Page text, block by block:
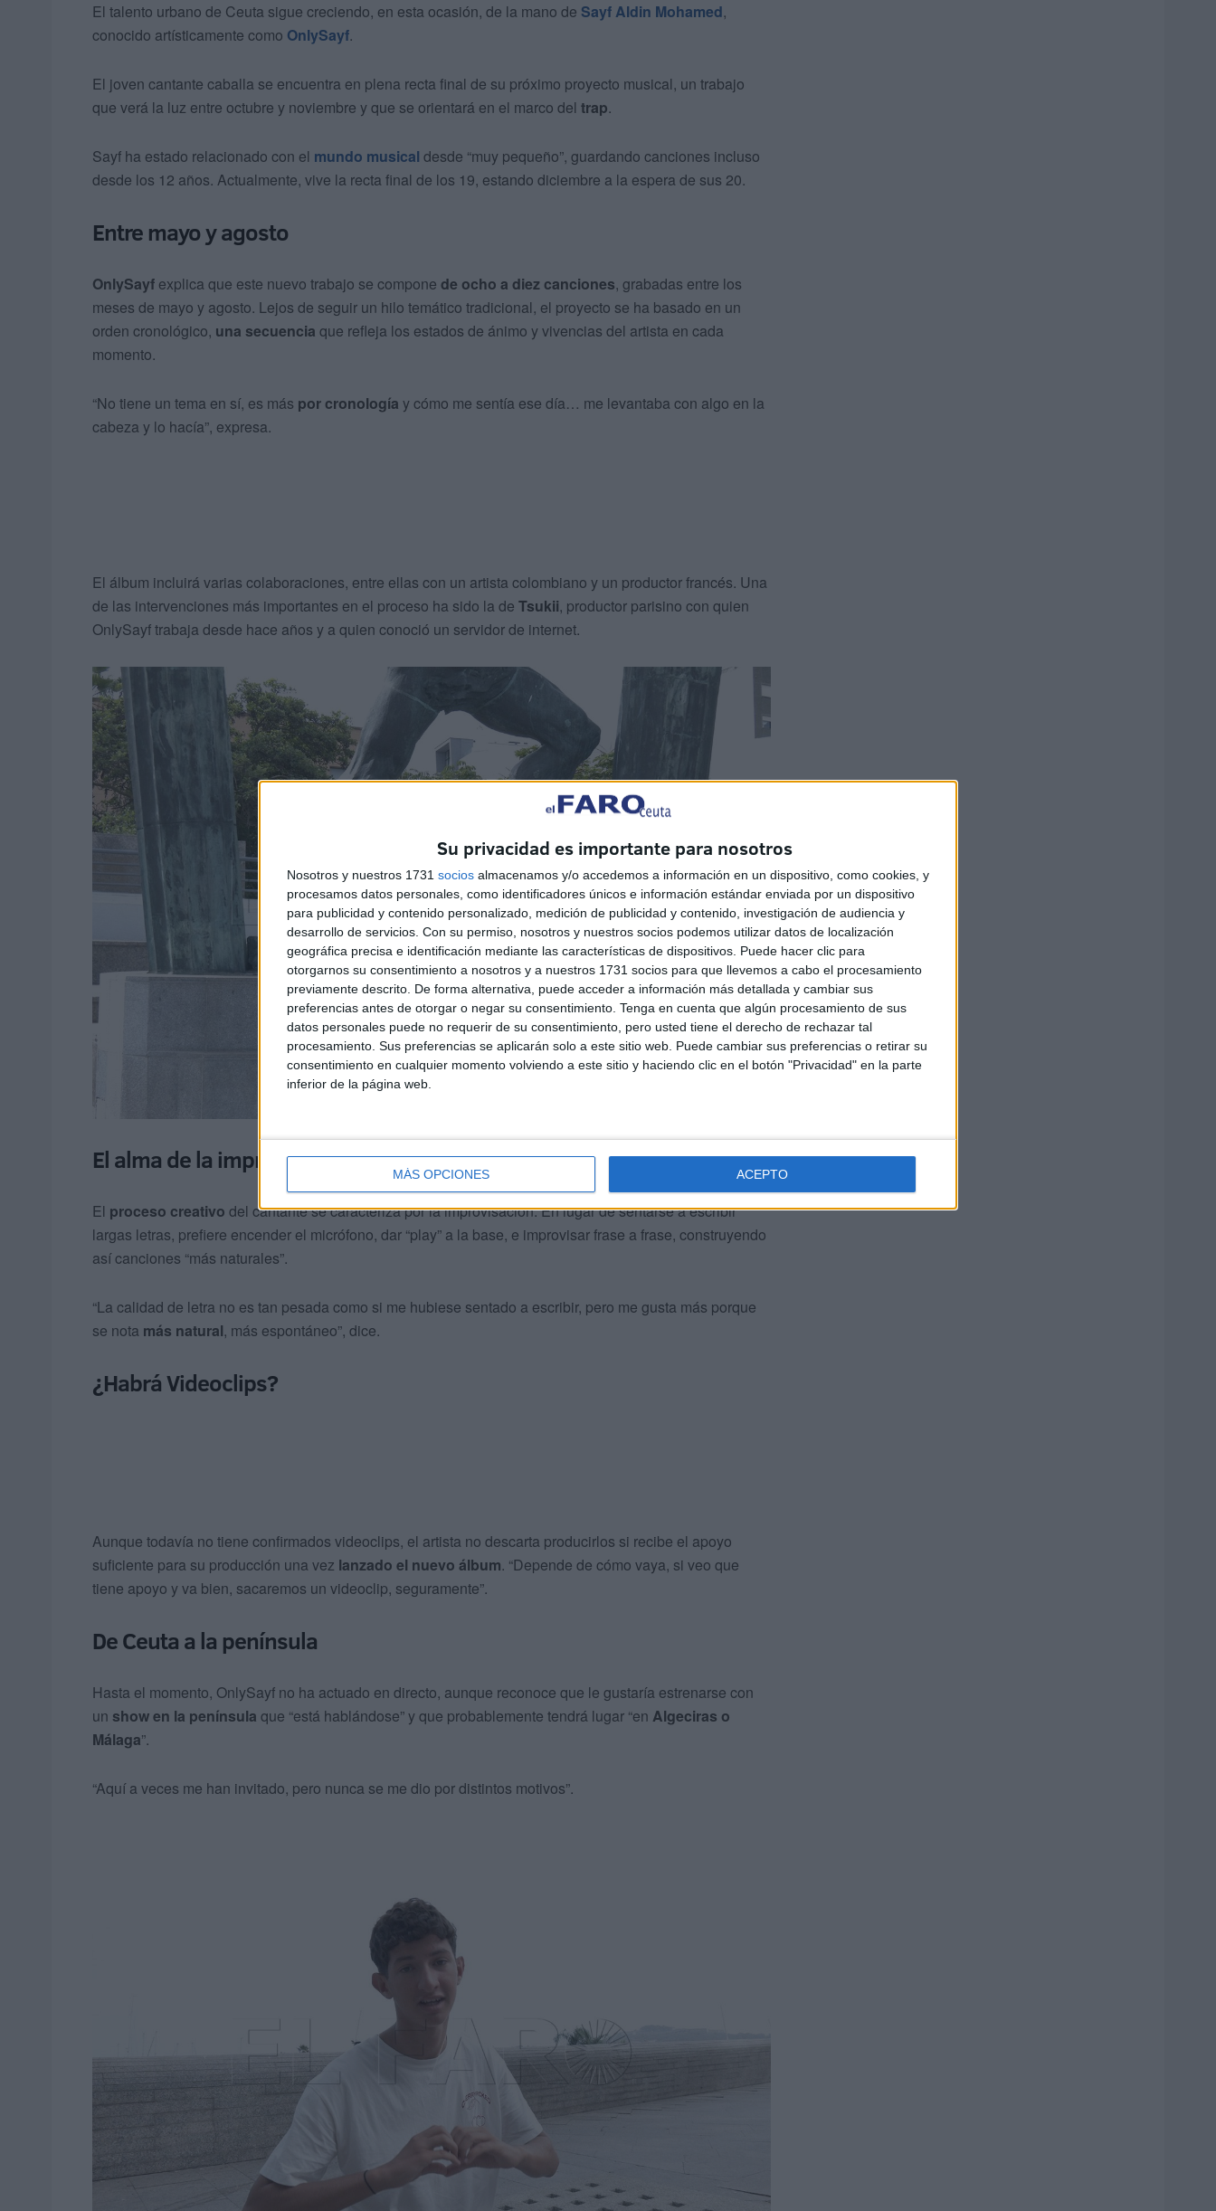
Su privacidad es importante para nosotros
Nosotros y nuestros 1731 socios almacenamos y/o accedemos a información en un dispositivo, como cookies, y
procesamos datos personales, como identificadores únicos e información estándar enviada por un dispositivo
para publicidad y contenido personalizado, medición de publicidad y contenido, investigación de audiencia y
desarrollo de servicios. Con su permiso, nosotros y nuestros socios podemos utilizar datos de localización
geográfica precisa e identificación mediante las características de dispositivos. Puede hacer clic para
otorgarnos su consentimiento a nosotros y a nuestros 1731 socios para que llevemos a cabo el procesamiento
previamente descrito. De forma alternativa, puede acceder a información más detallada y cambiar sus
preferencias antes de otorgar o negar su consentimiento. Tenga en cuenta que algún procesamiento de sus
datos personales puede no requerir de su consentimiento, pero usted tiene el derecho de rechazar tal
procesamiento. Sus preferencias se aplicarán solo a este sitio web. Puede cambiar sus preferencias o retirar su
consentimiento en cualquier momento volviendo a este sitio y haciendo clic en el botón "Privacidad" en la parte
inferior de la página web.
MÁS OPCIONES ACEPTO
El talento urbano de Ceuta sigue creciendo, en esta ocasión, de la mano de Sayf Aldin Mohamed,
conocido artísticamente como OnlySayf.
El joven cantante caballa se encuentra en plena recta final de su próximo proyecto musical, un trabajo
que verá la luz entre octubre y noviembre y que se orientará en el marco del trap.
Sayf ha estado relacionado con el mundo musical desde “muy pequeño”, guardando canciones incluso
desde los 12 años. Actualmente, vive la recta final de los 19, estando diciembre a la espera de sus 20.
Entre mayo y agosto
OnlySayf explica que este nuevo trabajo se compone de ocho a diez canciones, grabadas entre los
meses de mayo y agosto. Lejos de seguir un hilo temático tradicional, el proyecto se ha basado en un
orden cronológico, una secuencia que refleja los estados de ánimo y vivencias del artista en cada
momento.
“No tiene un tema en sí, es más por cronología y cómo me sentía ese día… me levantaba con algo en la
cabeza y lo hacía”, expresa.
El álbum incluirá varias colaboraciones, entre ellas con un artista colombiano y un productor francés. Una
de las intervenciones más importantes en el proceso ha sido la de Tsukii, productor parisino con quien
OnlySayf trabaja desde hace años y a quien conoció un servidor de internet.
El alma de la improvisación
El proceso creativo del cantante se caracteriza por la improvisación. En lugar de sentarse a escribir
largas letras, prefiere encender el micrófono, dar “play” a la base, e improvisar frase a frase, construyendo
así canciones “más naturales”.
“La calidad de letra no es tan pesada como si me hubiese sentado a escribir, pero me gusta más porque
se nota más natural, más espontáneo”, dice.
¿Habrá Videoclips?
Aunque todavía no tiene confirmados videoclips, el artista no descarta producirlos si recibe el apoyo
suficiente para su producción una vez lanzado el nuevo álbum. “Depende de cómo vaya, si veo que
tiene apoyo y va bien, sacaremos un videoclip, seguramente”.
De Ceuta a la península
Hasta el momento, OnlySayf no ha actuado en directo, aunque reconoce que le gustaría estrenarse con
un show en la península que “está hablándose” y que probablemente tendrá lugar “en Algeciras o
Málaga”.
“Aquí a veces me han invitado, pero nunca se me dio por distintos motivos”.